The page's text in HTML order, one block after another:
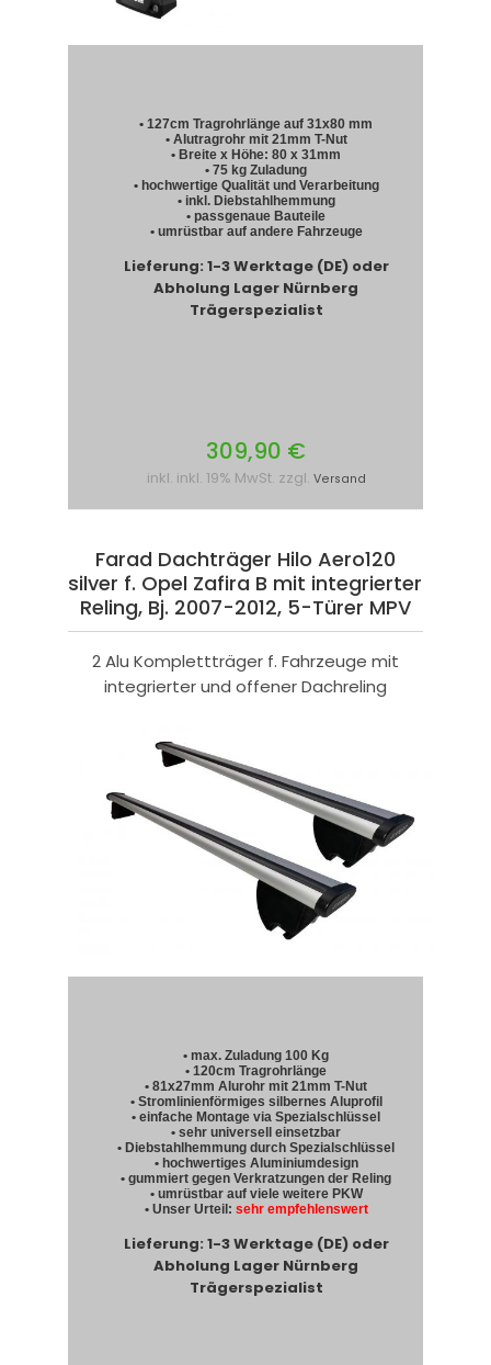
• 127cm Tragrohrlänge auf 31x80 mm
• Alutragrohr mit 21mm T-Nut
• Breite x Höhe: 80 x 31mm
• 75 kg Zuladung
• hochwertige Qualität und Verarbeitung
• inkl. Diebstahlhemmung
• passgenaue Bauteile
• umrüstbar auf andere Fahrzeuge
Lieferung: 1-3 Werktage (DE) oder
Abholung Lager Nürnberg
Trägerspezialist
309,90 €
inkl. inkl. 19% MwSt. zzgl. Versand
Farad Dachträger Hilo Aero120
silver f. Opel Zafira B mit integrierter
Reling, Bj. 2007-2012, 5-Türer MPV
2 Alu Komplettträger f. Fahrzeuge mit
integrierter und offener Dachreling
• max. Zuladung 100 Kg
• 120cm Tragrohrlänge
• 81x27mm Alurohr mit 21mm T-Nut
• Stromlinienförmiges silbernes Aluprofil
• einfache Montage via Spezialschlüssel
• sehr universell einsetzbar
• Diebstahlhemmung durch Spezialschlüssel
• hochwertiges Aluminiumdesign
• gummiert gegen Verkratzungen der Reling
• umrüstbar auf viele weitere PKW
• Unser Urteil: sehr empfehlenswert
Lieferung: 1-3 Werktage (DE) oder
Abholung Lager Nürnberg
Trägerspezialist